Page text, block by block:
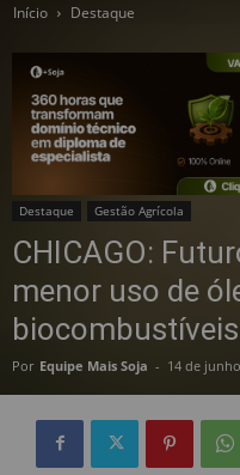
Início Destaque
Destaque Gestão Agrícola
CHICAGO:
menor uso de
Por Equipe Mais Soja - 14 de